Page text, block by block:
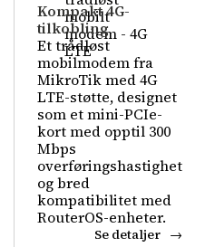
Kompakt 4G-
tilkobling
Et trådløst
mobilmodem fra
MikroTik med 4G
LTE-støtte, designet
som et mini-PCIe-
kort med opptil 300
Mbps
overføringshastighet
og bred
kompatibilitet med
RouterOS-enheter.
Se detaljer